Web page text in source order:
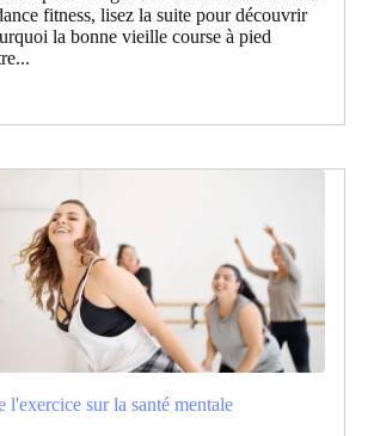
fitness, lisez la suite pour découvrir
la bonne vieille course à pied
l'exercice sur la santé mentale